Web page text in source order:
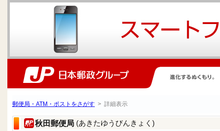
郵便局・ATM・ポストをさがす > 詳細表示
秋田郵便局 (あきたゆうびんきょく)